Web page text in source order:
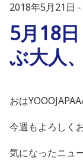
2018年5月21日
5月18
ぶ大人
おは
今週もよろしく
気になったニュ